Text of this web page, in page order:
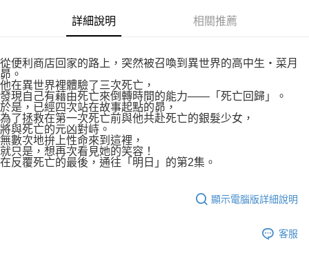
４．使用「AFTEE先享後付」時，將依據個別帳號之用戶狀況，依本公司即
請求用戶進行身份認證。
５．嚴禁一人註冊多個帳號或使用他人資訊註冊。若發現惡意使用之情形，
恩沛科技股份有限公司將有權停止該用戶之使用額度並採取法律行動。
每筆NT$100，滿NT$800(含以上)免運費
詳細說明 相關推薦
從便利商店回家的路上，突然被召喚到異世界的高中生‧菜月
昴。
他在異世界裡體驗了三次死亡，
發現自己有藉由死亡來倒轉時間的能力——「死亡回歸」。
於是，已經四次站在故事起點的昴，
為了拯救在第一次死亡前與他共赴死亡的銀髮少女，
將與死亡的元凶對峙。
無數次地拚上性命來到這裡，
就只是，想再次看見她的笑容！
在反覆死亡的最後，通往「明日」的第2集。
顯示電腦版詳細說明
客服